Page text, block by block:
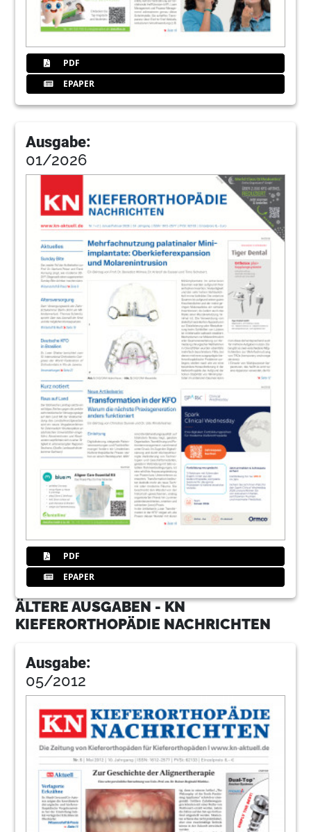
PDF
EPAPER
Ausgabe:
01/2026
PDF
EPAPER
ÄLTERE AUSGABEN - KN
KIEFERORTHOPÄDIE NACHRICHTEN
Ausgabe:
05/2012